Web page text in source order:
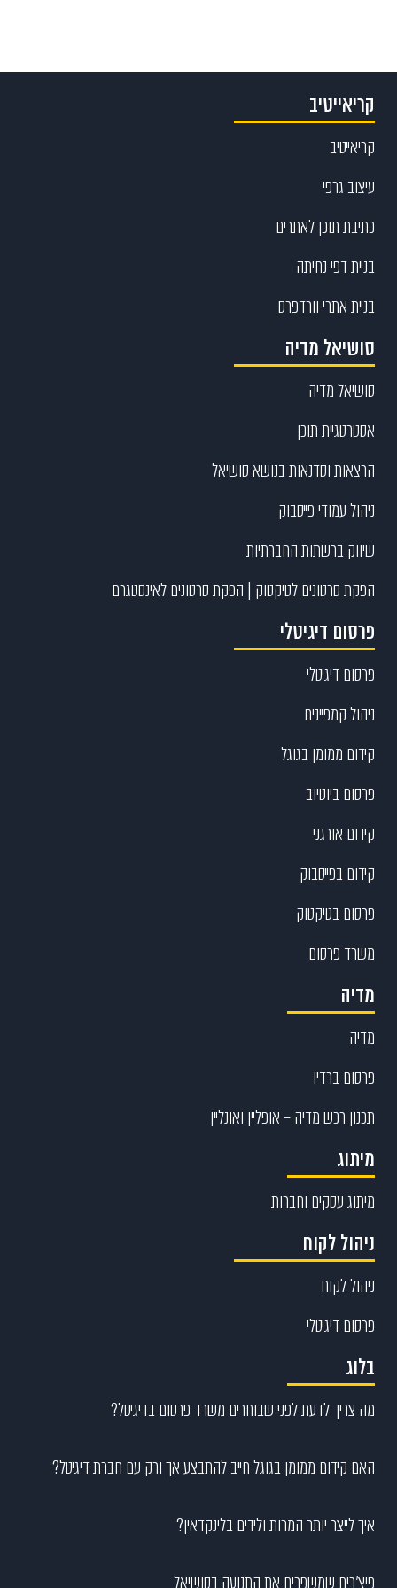
קריאייטיב
קריאייטיב
עיצוב גרפי
כתיבת תוכן לאתרים
בניית דפי נחיתה
בניית אתרי וורדפרס
סושיאל מדיה
סושיאל מדיה
אסטרטגיית תוכן
הרצאות וסדנאות בנושא סושיאל
ניהול עמודי פייסבוק
שיווק ברשתות החברתיות
הפקת סרטונים לטיקטוק | הפקת סרטונים לאינסטגרם
פרסום דיגיטלי
פרסום דיגיטלי
ניהול קמפיינים
קידום ממומן בגוגל
פרסום ביוטיוב
קידום אורגני
קידום בפייסבוק
פרסום בטיקטוק
משרד פרסום
מדיה
מדיה
פרסום ברדיו
תכנון רכש מדיה – אופליין ואונליין
מיתוג
מיתוג עסקים וחברות
ניהול לקוח
ניהול לקוח
פרסום דיגיטלי
בלוג
מה צריך לדעת לפני שבוחרים משרד פרסום בדיגיטל?
האם קידום ממומן בגוגל חייב להתבצע אך ורק עם חברת דיגיטל?
איך לייצר יותר המרות ולידים בלינקדאין?
פיצ’רים שמשפרים את התנועה בסושיאל